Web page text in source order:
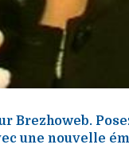
Brezhoweb.
une nouvelle